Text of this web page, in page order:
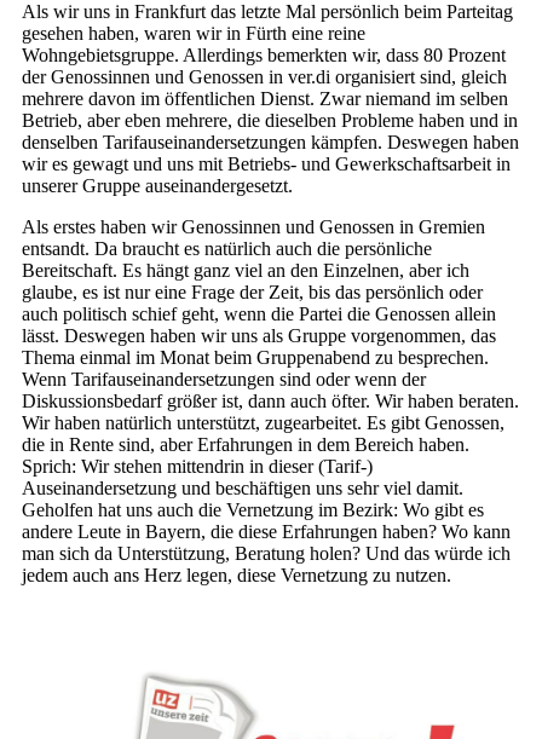
Als wir uns in Frankfurt das letzte Mal persönlich beim Parteitag
gesehen haben, waren wir in Fürth eine reine
Wohngebietsgruppe. Allerdings bemerkten wir, dass 80 Prozent
der Genossinnen und Genossen in ver.di organisiert sind, gleich
mehrere davon im öffentlichen Dienst. Zwar niemand im selben
Betrieb, aber eben mehrere, die dieselben Probleme haben und in
denselben Tarifauseinandersetzungen kämpfen. Deswegen haben
wir es gewagt und uns mit Betriebs- und Gewerkschaftsarbeit in
unserer Gruppe auseinandergesetzt.
Als erstes haben wir Genossinnen und Genossen in Gremien
entsandt. Da braucht es natürlich auch die persönliche
Bereitschaft. Es hängt ganz viel an den Einzelnen, aber ich
glaube, es ist nur eine Frage der Zeit, bis das persönlich oder
auch politisch schief geht, wenn die Partei die Genossen allein
lässt. Deswegen haben wir uns als Gruppe vorgenommen, das
Thema einmal im Monat beim Gruppenabend zu besprechen.
Wenn Tarifauseinandersetzungen sind oder wenn der
Diskussionsbedarf größer ist, dann auch öfter. Wir haben beraten.
Wir haben natürlich unterstützt, zugearbeitet. Es gibt Genossen,
die in Rente sind, aber Erfahrungen in dem Bereich haben.
Sprich: Wir stehen mittendrin in dieser (Tarif-)
Auseinandersetzung und beschäftigen uns sehr viel damit.
Geholfen hat uns auch die Vernetzung im Bezirk: Wo gibt es
andere Leute in Bayern, die diese Erfahrungen haben? Wo kann
man sich da Unterstützung, Beratung holen? Und das würde ich
jedem auch ans Herz legen, diese Vernetzung zu nutzen.